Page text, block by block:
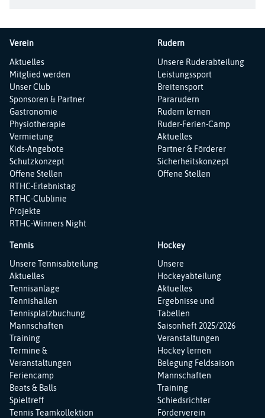
Verein
Navigation
überspringen
Aktuelles
Mitglied werden
Unser Club
Sponsoren & Partner
Gastronomie
Physiotherapie
Vermietung
Kids-Angebote
Schutzkonzept
Offene Stellen
RTHC-Erlebnistag
RTHC-Clublinie
Projekte
RTHC-Winners Night
Rudern
Navigation
überspringen
Unsere Ruderabteilung
Leistungssport
Breitensport
Pararudern
Rudern lernen
Ruder-Ferien-Camp
Aktuelles
Partner & Förderer
Sicherheitskonzept
Offene Stellen
Tennis
Navigation
überspringen
Unsere Tennisabteilung
Aktuelles
Tennisanlage
Tennishallen
Tennisplatzbuchung
Mannschaften
Training
Termine &
Veranstaltungen
Feriencamp
Beats & Balls
Spieltreff
Tennis Teamkollektion
Hockey
Navigation
überspringen
Unsere
Hockeyabteilung
Aktuelles
Ergebnisse und
Tabellen
Saisonheft 2025/2026
Veranstaltungen
Hockey lernen
Belegung Feldsaison
Mannschaften
Training
Schiedsrichter
Förderverein